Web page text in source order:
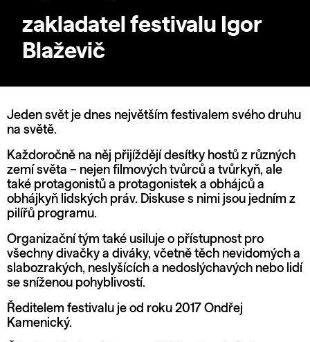
zakladatel festivalu Igor
Blaževič
Jeden svět je dnes největším festivalem svého druhu
na světě.
Každoročně na něj přijíždějí desítky hostů z různých
zemí světa – nejen filmových tvůrců a tvůrkyň, ale
také protagonistů a protagonistek a obhájců a
obhájkyň lidských práv. Diskuse s nimi jsou jedním z
pilířů programu.
Organizační tým také usiluje o přístupnost pro
všechny divačky a diváky, včetně těch nevidomých a
slabozrakých, neslyšících a nedoslýchavých nebo lidí
se sníženou pohyblivostí.
Ředitelem festivalu je od roku 2017 Ondřej
Kamenický.